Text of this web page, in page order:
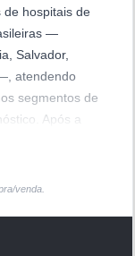
de hospitais de
—
Salvador,
atendendo
segmentos de
Após a
passou a
de saúde
com
venda.